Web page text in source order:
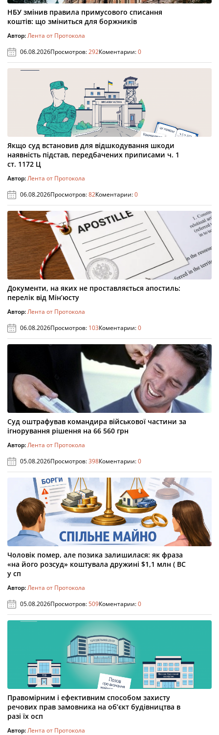
НБУ змінив правила примусового списання
коштів: що зміниться для боржників
Автор:Лента от Протокола
06.08.2026Просмотров:292Коментарии:0
Якщо суд встановив для відшкодування шкоди
наявність підстав, передбачених приписами ч. 1
ст. 1172 Ц
Автор:Лента от Протокола
06.08.2026Просмотров:82Коментарии:0
Документи, на яких не проставляється апостиль:
перелік від Мін’юсту
Автор:Лента от Протокола
06.08.2026Просмотров: 103Коментарии:0
Суд оштрафував командира військової частини за
ігнорування рішення на 66 560 грн
Автор:Лента от Протокола
05.08.2026Просмотров:398Коментарии:0
Чоловік помер, але позика залишилася: як фраза
«на його розсуд» коштувала дружині $1,1 млн ( ВС
у сп
Автор:Лента от Протокола
05.08.2026Просмотров:509Коментарии:0
Правомірним і ефективним способом захисту
речових прав замовника на об’єкт будівництва в
разі їх осп
Автор:Лента от Протокола